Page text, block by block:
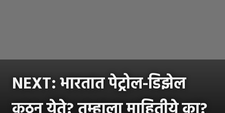
NEXT: भारतात पेट्रोल-डिझेल